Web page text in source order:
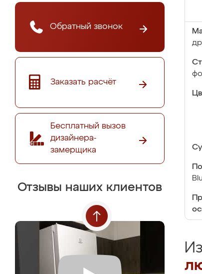
Обратный звонок
Заказать расчёт
Бесплатный вызов
дизайнера-
замерщика
Отзывы наших клиентов